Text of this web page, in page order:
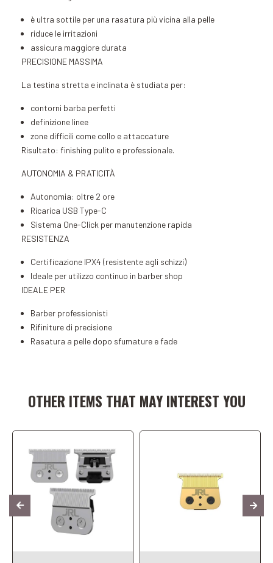
è ultra sottile per una rasatura più vicina alla pelle
riduce le irritazioni
assicura maggiore durata
PRECISIONE MASSIMA
La testina stretta e inclinata è studiata per:
contorni barba perfetti
definizione linee
zone difficili come collo e attaccature
Risultato: finishing pulito e professionale.
AUTONOMIA & PRATICITÀ
Autonomia: oltre 2 ore
Ricarica USB Type-C
Sistema One-Click per manutenzione rapida
RESISTENZA
Certificazione IPX4 (resistente agli schizzi)
Ideale per utilizzo continuo in barber shop
IDEALE PER
Barber professionisti
Rifiniture di precisione
Rasatura a pelle dopo sfumature e fade
OTHER ITEMS THAT MAY INTEREST YOU